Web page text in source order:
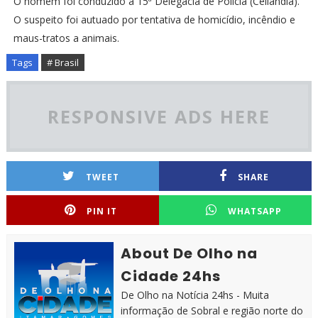
O suspeito foi autuado por tentativa de homicídio, incêndio e
maus-tratos a animais.
Tags # Brasil
RESPONSIVE ADS HERE
TWEET SHARE
PIN IT WHATSAPP
About De Olho na
Cidade 24hs
De Olho na Notícia 24hs - Muita
informação de Sobral e região norte do